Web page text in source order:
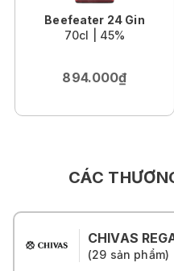
Beefeater 24 Gin
70cl | 45%
894.000₫
CÁC
CHIVAS
(29 sản phẩm)